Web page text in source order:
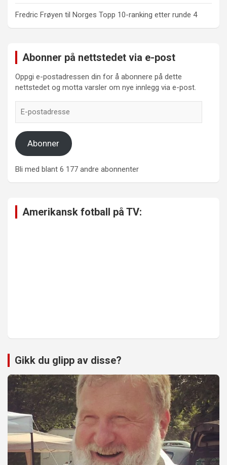
Fredric Frøyen til Norges Topp 10-ranking etter runde 4
Abonner på nettstedet via e-post
Oppgi e-postadressen din for å abonnere på dette
nettstedet og motta varsler om nye innlegg via e-post.
postadresse
Abonner
Bli med blant 6 177 andre abonnenter
Amerikansk fotball på TV:
Gikk du glipp av disse?